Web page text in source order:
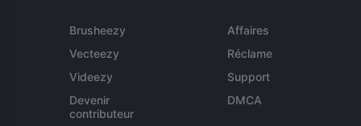
Brusheezy
Vecteezy
Videezy
Devenir
contributeur
Affaires
Réclame
Support
DMCA